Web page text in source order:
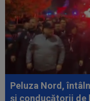
Peluza Nord,
și conducătorii de